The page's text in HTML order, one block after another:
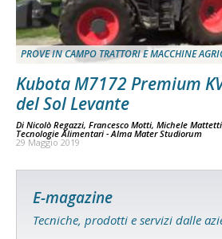
PROVE IN CAMPO TRATTORI E MACCHINE
Kubota M7172 Premium
del Sol Levante
Di Nicolò Regazzi, Francesco Motti, Michele
Tecnologie Alimentari - Alma Mater Studiorum
29 Maggio 2019
E-magazine
Tecniche, prodotti e servizi dalle